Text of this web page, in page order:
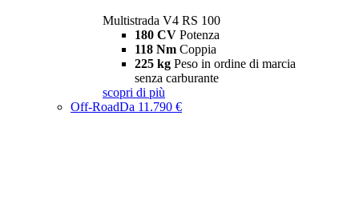
Multistrada V4 RS 100
180 CV Potenza
118 Nm Coppia
225 kg Peso in ordine di marcia
senza carburante
scopri di più
Off-RoadDa 11.790 €